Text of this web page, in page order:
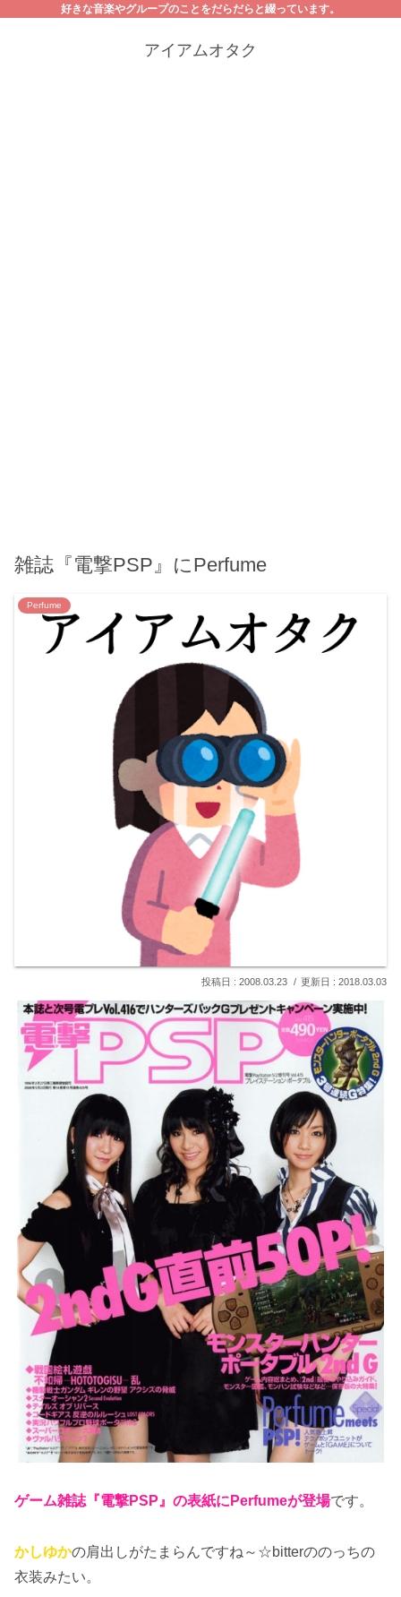
好きな音楽やグループのことをだらだらと綴っています。
アイアムオタク
雑誌『電撃PSP』にPerfume
Perfume
2008.03.23 2018.03.03
ゲーム雑誌『電撃PSP』の表紙にPerfumeが登場です。
かしゆかの肩出しがたまらんですね～☆bitterののっちの
衣装みたい。